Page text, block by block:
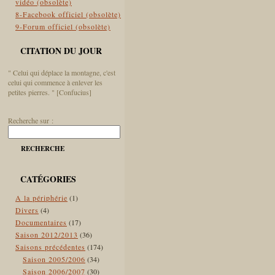
8-Facebook officiel (obsolète)
9-Forum officiel (obsolète)
CITATION DU JOUR
" Celui qui déplace la montagne, c'est
celui qui commence à enlever les
petites pierres. " [Confucius]
Recherche sur :
RECHERCHE
CATÉGORIES
A la périphérie (1)
Divers (4)
Documentaires (17)
Saison 2012/2013 (36)
Saisons précédentes (174)
Saison 2005/2006 (34)
Saison 2006/2007 (30)